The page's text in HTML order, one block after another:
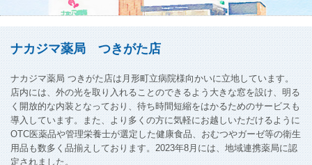
ナカジマ薬局 つきがた店
ナカジマ薬局 つきがた店は月形町立病院様向かいに立地しています。
店内には、外の光を取り入れることのできるよう大きな窓を設け、明る
く開放的な内装となっており、待ち時間短縮をはかるためのサービスも
導入しています。また、より多くの方に気軽にお越しいただけるように
OTC医薬品や管理栄養士が選定した健康食品、おむつやガーゼ等の衛生
用品も数多く品揃えしております。2023年8月には、地域連携薬局に認
定されました。